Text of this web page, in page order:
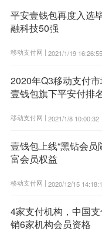
平安壹钱包再度入选
融科技50强
移动支付网 | 2021/1/19 16:26:55
2020年Q3移动支付
壹钱包旗下平安付排
移动支付网 | 2021/1/8 10:00:32
壹钱包上线“黑钻会员
富会员权益
移动支付网 | 2020/12/15
4家支付机构，中国
销6家机构会员资格